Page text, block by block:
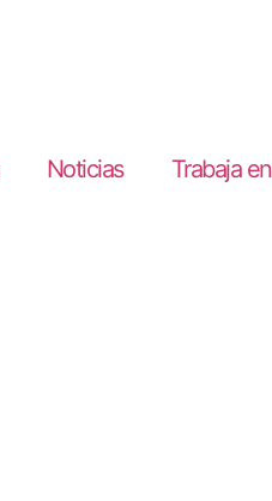
Noticias Trabaja